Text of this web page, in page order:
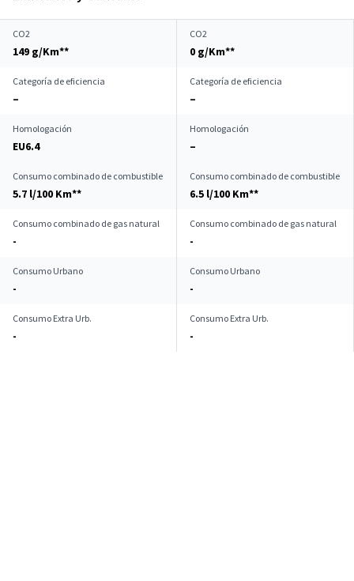
CO2
149 g/Km**
CO2
0 g/Km**
Categoría de eficiencia
–
Categoría de eficiencia
–
Homologación
EU6.4
Homologación
–
Consumo combinado de combustible
5.7 l/100 Km**
Consumo combinado de combustible
6.5 l/100 Km**
Consumo combinado de gas natural
-
Consumo combinado de gas natural
-
Consumo Urbano
-
Consumo Urbano
-
Consumo Extra Urb.
-
Consumo Extra Urb.
-